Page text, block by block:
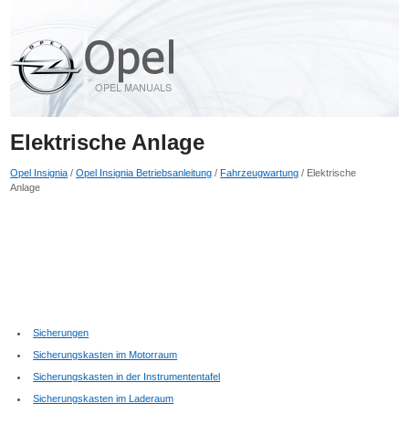
Elektrische Anlage
Opel Insignia /Opel Insignia Betriebsanleitung /Fahrzeugwartung / Elektrische
Anlage
Sicherungen
Sicherungskasten im Motorraum
Sicherungskasten in der Instrumententafel
Sicherungskasten im Laderaum